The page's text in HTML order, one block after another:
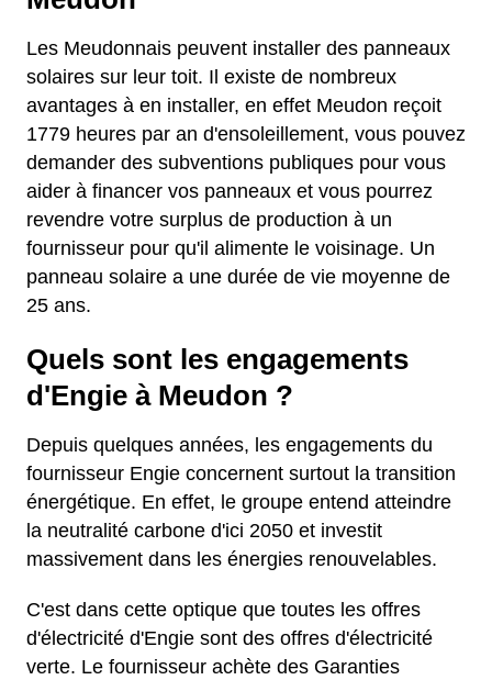
Les Meudonnais peuvent installer des panneaux
solaires sur leur toit. Il existe de nombreux
avantages à en installer, en effet Meudon reçoit
1779 heures par an d'ensoleillement, vous pouvez
demander des subventions publiques pour vous
aider à financer vos panneaux et vous pourrez
revendre votre surplus de production à un
fournisseur pour qu'il alimente le voisinage. Un
panneau solaire a une durée de vie moyenne de
25 ans.
Quels sont les engagements
d'Engie à Meudon ?
Depuis quelques années, les engagements du
fournisseur Engie concernent surtout la transition
énergétique. En effet, le groupe entend atteindre
la neutralité carbone d'ici 2050 et investit
massivement dans les énergies renouvelables.
C'est dans cette optique que toutes les offres
d'électricité d'Engie sont des offres d'électricité
verte. Le fournisseur achète des Garanties